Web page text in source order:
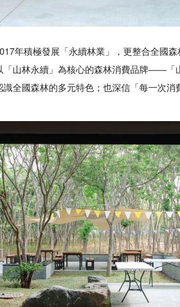
年積極發展「永續林業」，更整合全國
「山林永續」為核心的森林消費品牌——「
全國森林的多元特色；也深信「每一次消